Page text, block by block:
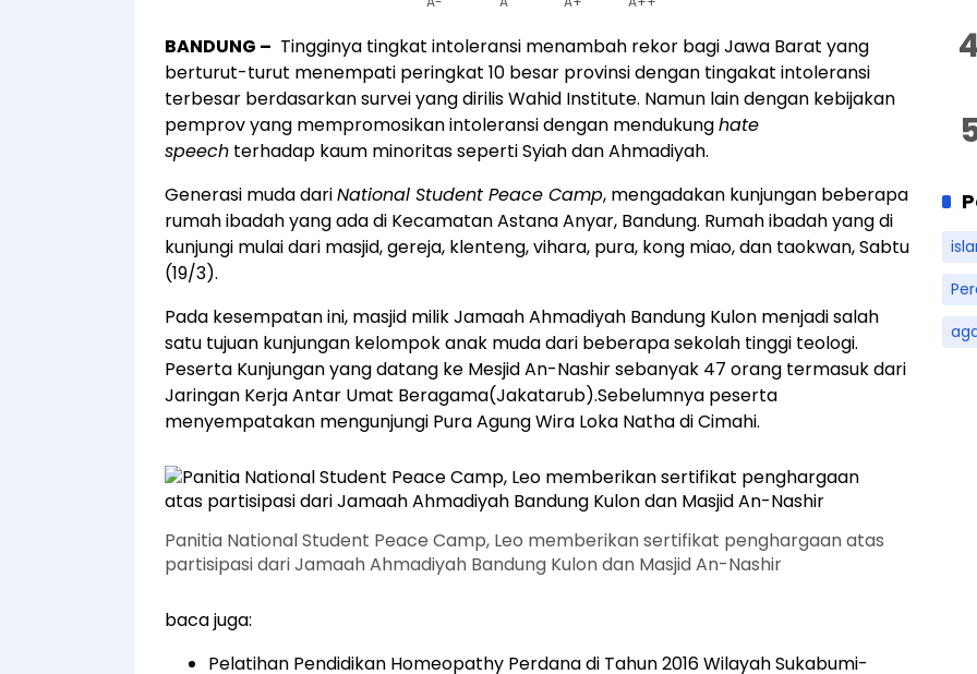
BANDUNG – Tingginya tingkat intoleransi menambah rekor bagi Jawa Barat yang
berturut-turut menempati peringkat 10 besar provinsi dengan tingakat intoleransi
terbesar berdasarkan survei yang dirilis Wahid Institute. Namun lain dengan kebijakan
pemprov yang mempromosikan intoleransi dengan mendukunghate
speech terhadap kaum minoritas seperti Syiah dan Ahmadiyah.
Generasi muda dariNational Student Peace Camp, mengadakan kunjungan beberapa
rumah ibadah yang ada di Kecamatan Astana Anyar, Bandung. Rumah ibadah yang di
kunjungi mulai dari masjid, gereja, klenteng, vihara, pura, kong miao, dan taokwan, Sabtu
(19/3).
Pada kesempatan ini, masjid milik Jamaah Ahmadiyah Bandung Kulon menjadi salah
satu tujuan kunjungan kelompok anak muda dari beberapa sekolah tinggi teologi.
Peserta Kunjungan yang datang ke Mesjid An-Nashir sebanyak 47 orang termasuk dari
Jaringan Kerja Antar Umat Beragama(Jakatarub).Sebelumnya peserta
menyempatakan mengunjungi Pura Agung Wira Loka Natha di Cimahi.
Panitia National Student Peace Camp, Leo memberikan sertifikat penghargaan atas
partisipasi dari Jamaah Ahmadiyah Bandung Kulon dan Masjid An-Nashir
baca juga:
Pelatihan Pendidikan Homeopathy Perdana di Tahun 2016 Wilayah Sukabumi-